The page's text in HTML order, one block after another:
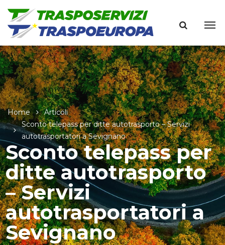
Home
Articoli
Sconto telepass per ditte autotrasporto – Servizi
autotrasportatori a Sevignano
Sconto telepass per
ditte autotrasporto
– Servizi
autotrasportatori a
Sevignano